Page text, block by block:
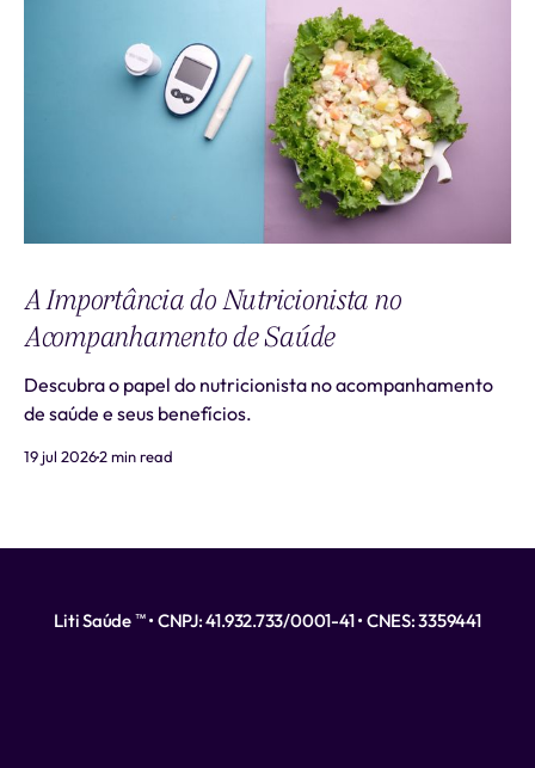
A Importância do Nutricionista no
Acompanhamento de Saúde
Descubra o papel do nutricionista no acompanhamento
de saúde e seus benefícios.
19 jul 20262 min read
Liti Saúde ™ • CNPJ: 41.932.733/0001-41 • CNES: 3359441